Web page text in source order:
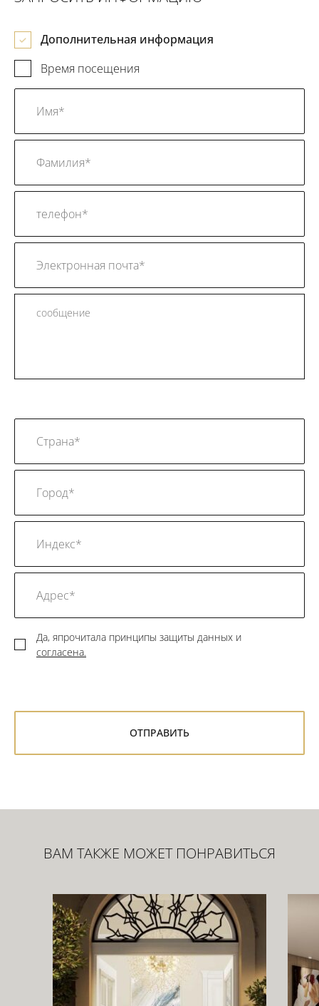
Дополнительная информация
Время посещения
Да, япрочитала принципы защиты данных и
согласена.
ВАМ ТАКЖЕ МОЖЕТ ПОНРАВИТЬСЯ